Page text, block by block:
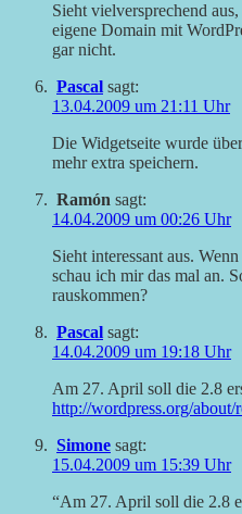
Sieht vielversprechend
eigene Domain mit
gar nicht.
Pascal sagt:
13.04.2009 um 21:11 Uhr
Die Widgetseite wurde
mehr extra speichern.
Ramón sagt:
14.04.2009 um 00:26 Uhr
Sieht interessant aus.
schau ich mir das mal an.
rauskommen?
Pascal sagt:
14.04.2009 um 19:18 Uhr
Am 27. April soll die 2.8
http://wordpress.org/about/
Simone sagt:
15.04.2009 um 15:39 Uhr
“Am 27. April soll die 2.8